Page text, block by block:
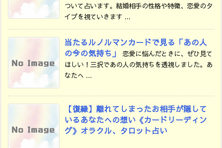
ついて占います。結婚相手の性格や特徴、恋愛のタ
イプを視ていきます ...
当たるルノルマンカードで見る「あの人
の今の気持ち」
恋愛に悩んだときに、ぜひ見て
ほしい！三択であの人の気持ちを透視しました。あ
なたへ ...
【復縁】離れてしまったお相手が隠して
いるあなたへの想い《カードリーディン
グ》オラクル、タロット占い